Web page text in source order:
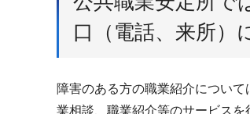
口（電話、来所）
障害のある方の職業紹介につい
業相談、職業紹介等のサービスを